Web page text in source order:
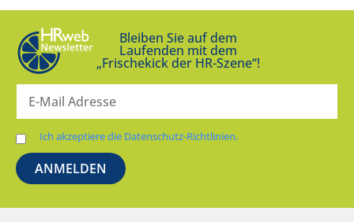
Bleiben Sie auf dem
Laufenden mit dem
„Frischekick der HR-Szene“!
Ich akzeptiere die Datenschutz-Richtlinien.